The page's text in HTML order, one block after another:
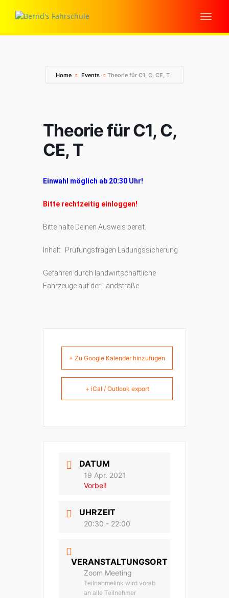
Home Events Theorie für C1, C, CE, T
Theorie für C1, C,
CE, T
Einwahl möglich ab 20:30 Uhr!
Bitte rechtzeitig einloggen!
Bitte halte Deinen Ausweis bereit.
Inhalt: Prüfungsfragen Ladungssicherung
Gefahren durch landwirtschaftliche
Fahrzeuge auf der Landstraße
+ Zu Google Kalender hinzufügen
+ iCal / Outlook export
DATUM
19 Apr. 2021
Vorbei!
UHRZEIT
20:30 - 22:00
VERANSTALTUNGSORT
Zoom Meeting
Teilnahmelink wird vorab
an alle Teilnehmer